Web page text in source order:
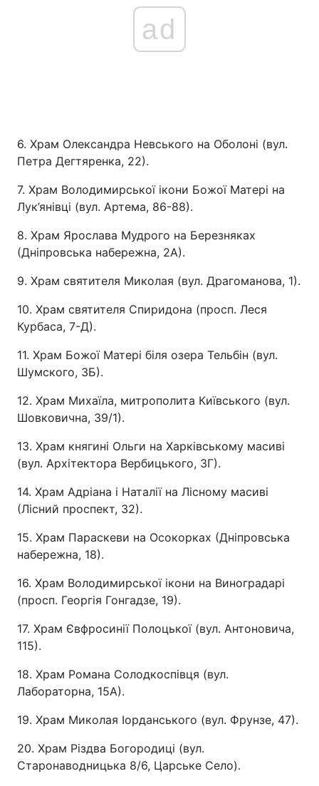
ad
6. Храм Олександра Невського на Оболоні (вул.
Петра Дегтяренка, 22).
7. Храм Володимирської ікони Божої Матері на
Лук’янівці (вул. Артема, 86-88).
8. Храм Ярослава Мудрого на Березняках
(Дніпровська набережна, 2А).
9. Храм святителя Миколая (вул. Драгоманова, 1).
10. Храм святителя Спиридона (просп. Леся
Курбаса, 7-Д).
11. Храм Божої Матері біля озера Тельбін (вул.
Шумского, 3Б).
12. Храм Михаїла, митрополита Київського (вул.
Шовковична, 39/1).
13. Храм княгині Ольги на Харківському масиві
(вул. Архітектора Вербицького, 3Г).
14. Храм Адріана і Наталії на Лісному масиві
(Лісний проспект, 32).
15. Храм Параскеви на Осокорках (Дніпровська
набережна, 18).
16. Храм Володимирської ікони на Виноградарі
(просп. Георгія Гонгадзе, 19).
17. Храм Євфросинії Полоцької (вул. Антоновича,
115).
18. Храм Романа Солодкоспівця (вул.
Лабораторна, 15А).
19. Храм Миколая Іорданського (вул. Фрунзе, 47).
20. Храм Різдва Богородиці (вул.
Старонаводницька 8/6, Царське Село).